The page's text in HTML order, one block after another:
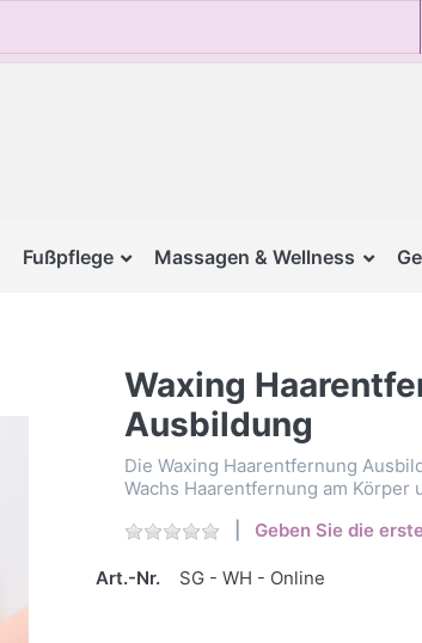
Fußpflege Massagen & Wellness
Waxing
Ausbildung
Die Waxing Haarentfernung
Wachs Haarentfernung am Körper
Geben Sie die
Art.-Nr. SG - WH - Online